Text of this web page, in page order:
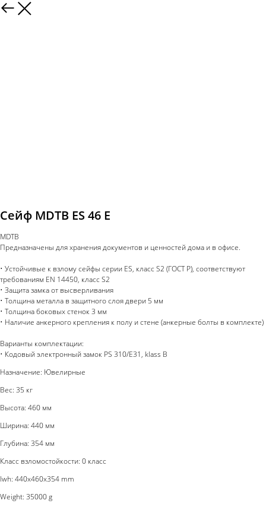
Сейф MDTB ES 46 E
MDTB
Предназначены для хранения документов и ценностей дома и в офисе.
• Устойчивые к взлому сейфы серии ES, класс S2 (ГОСТ Р), соответствуют
требованиям EN 14450, класс S2
• Защита замка от высверливания
• Толщина металла в защитного слоя двери 5 мм
• Толщина боковых стенок 3 мм
• Наличие анкерного крепления к полу и стене (анкерные болты в комплекте)
Варианты комплектации:
• Кодовый электронный замок PS 310/E31, klass B
Назначение: Ювелирные
Вес: 35 кг
Высота: 460 мм
Ширина: 440 мм
Глубина: 354 мм
Класс взломостойкости: 0 класс
lwh: 440x460x354 mm
Weight: 35000 g